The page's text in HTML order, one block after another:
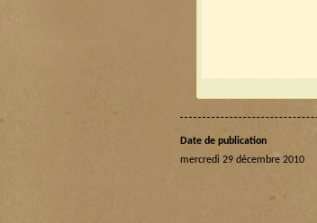
Date de publication
mercredi 29 décembre 2010